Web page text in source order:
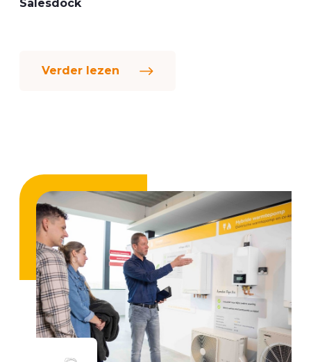
Clean Energy en WVE werken vol
een beter platform is om orders in te schieten en